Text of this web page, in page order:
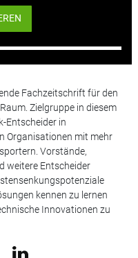
Fachzeitschrift für den
Zielgruppe in diesem
Entscheider in
Organisationen mit mehr
Vorstände,
weitere Entscheider
kennen zu lernen
Innovationen zu